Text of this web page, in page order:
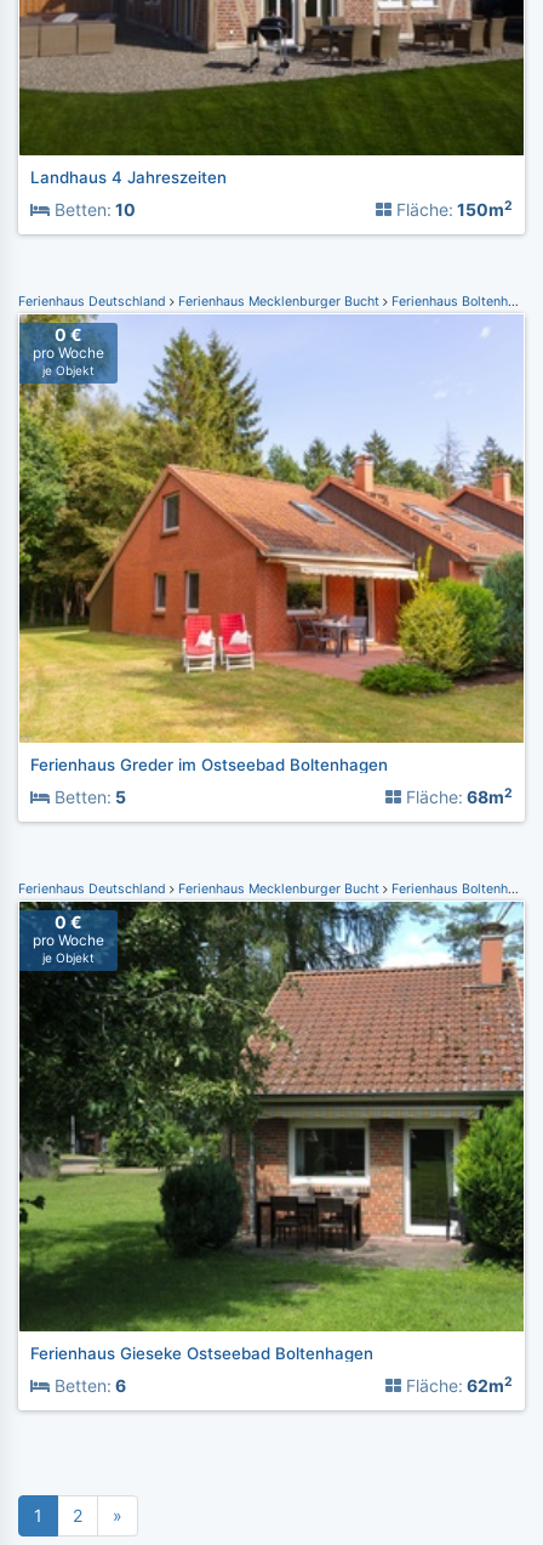
Landhaus 4 Jahreszeiten
Betten: 10 Fläche: 150m2
Ferienhaus Deutschland Ferienhaus Mecklenburger Bucht Ferienhaus Boltenhagen
0 €
pro Woche
je Objekt
Ferienhaus Greder im Ostseebad Boltenhagen
Betten: 5 Fläche: 68m2
Ferienhaus Deutschland Ferienhaus Mecklenburger Bucht Ferienhaus Boltenhagen
0 €
pro Woche
je Objekt
Ferienhaus Gieseke Ostseebad Boltenhagen
Betten: 6 Fläche: 62m2
1 2 »